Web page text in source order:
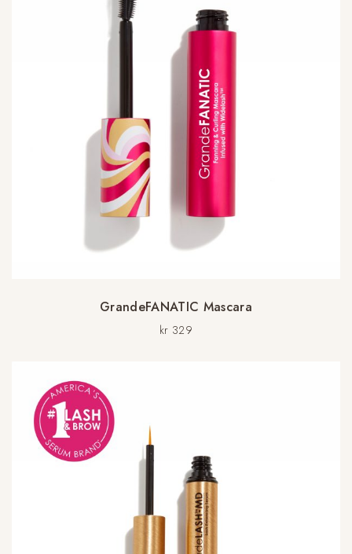
GrandeFANATIC Mascara
kr 329